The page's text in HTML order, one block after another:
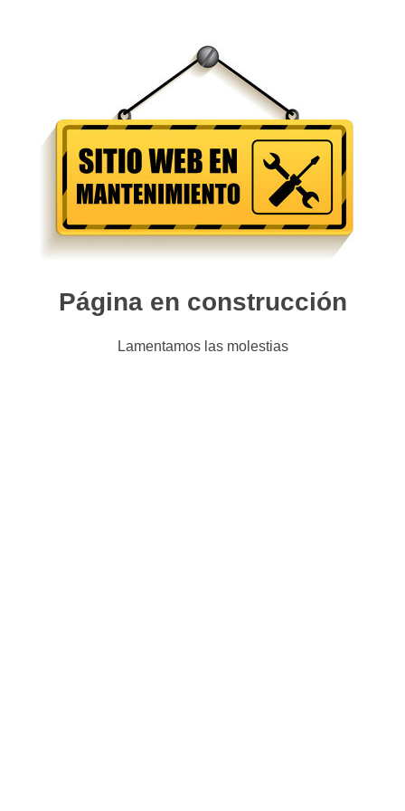
Página en construcción
Lamentamos las molestias